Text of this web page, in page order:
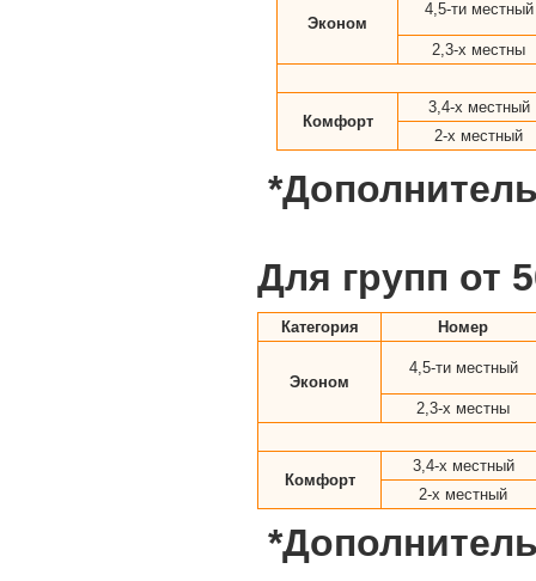
Эконом
4,5-ти местный
2,3-х местны
Комфорт
3,4-х местный
2-х местный
Для групп от
Категория Номер
Эконом
4,5-ти местный
2,3-х местны
Комфорт
3,4-х местный
2-х местный